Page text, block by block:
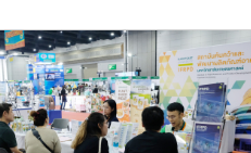
และเทคนิคการผลิตเพื่อยืด
อายุการเก็บ"